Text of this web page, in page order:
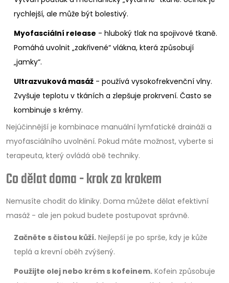
rychlejší, ale může být bolestivý.
Myofasciální release - hluboký tlak na spojivové tkaně.
Pomáhá uvolnit „zakřivené“ vlákna, která způsobují
„jamky“.
Ultrazvuková masáž - používá vysokofrekvenční vlny.
Zvyšuje teplotu v tkáních a zlepšuje prokrvení. Často se
kombinuje s krémy.
Nejúčinnější je kombinace manuální lymfatické draináži a
myofasciálního uvolnění. Pokud máte možnost, vyberte si
terapeuta, který ovládá obě techniky.
Co dělat doma - krok za krokem
Nemusíte chodit do kliniky. Doma můžete dělat efektivní
masáž - ale jen pokud budete postupovat správně.
Začněte s čistou kůží. Nejlepší je po sprše, kdy je kůže
teplá a krevní oběh zvýšený.
Použijte olej nebo krém s kofeinem. Kofein způsobuje